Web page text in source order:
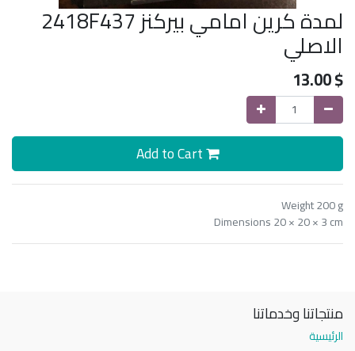
لمدة كرين امامي بيركنز 2418F437
الاصلي
$
13.00
Weight 200 g
Dimensions 20 × 20 × 3 cm
منتجاتنا وخدماتنا
الرئيسية